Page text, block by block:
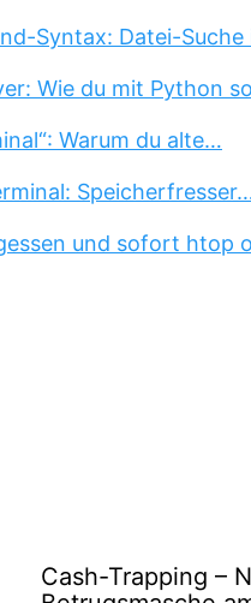
Syntax: Datei-
Wie du mit Python
Warum du alte…
und sofort htop
Cash-Trapping –